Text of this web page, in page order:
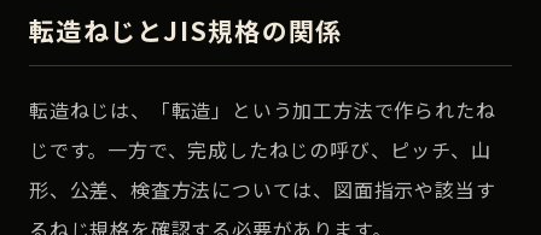
転造ねじとJIS規格の関係
転造ねじは、「転造」という加工方法で作られたね
じです。一方で、完成したねじの呼び、ピッチ、山
形、公差、検査方法については、図面指示や該当す
るねじ規格を確認する必要があります。